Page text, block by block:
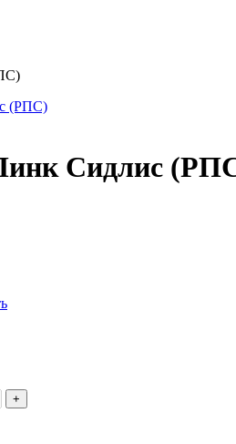
Сидлис